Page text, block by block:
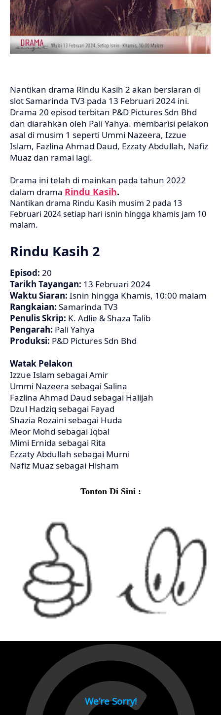
Nantikan drama Rindu Kasih 2 akan bersiaran di
slot Samarinda TV3 pada 13 Februari 2024 ini.
Drama 20 episod terbitan P&D Pictures Sdn Bhd
dan diarahkan oleh Pali Yahya. membarisi pelakon
asal di musim 1 seperti Ummi Nazeera, Izzue
Islam, Fazlina Ahmad Daud, Ezzaty Abdullah, Nafiz
Muaz dan ramai lagi.
Drama ini telah di mainkan pada tahun 2022
dalam drama Rindu Kasih.
Nantikan drama Rindu Kasih musim 2 pada 13
Februari 2024 setiap hari isnin hingga khamis jam 10
malam.
Rindu Kasih 2
Episod: 20
Tarikh Tayangan: 13 Februari 2024
Waktu Siaran: Isnin hingga Khamis, 10:00 malam
Rangkaian: Samarinda TV3
Penulis Skrip: K. Adlie & Shaza Talib
Pengarah: Pali Yahya
Produksi: P&D Pictures Sdn Bhd
Watak Pelakon
Izzue Islam sebagai Amir
Ummi Nazeera sebagai Salina
Fazlina Ahmad Daud sebagai Halijah
Dzul Hadziq sebagai Fayad
Shazia Rozaini sebagai Huda
Meor Mohd sebagai Iqbal
Mimi Ernida sebagai Rita
Ezzaty Abdullah sebagai Murni
Nafiz Muaz sebagai Hisham
Tonton Di Sini :